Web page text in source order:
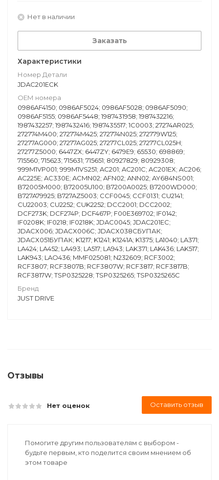
Нет в наличии
Заказать
Характеристики
Номер Детали
JDAC201ECK
ОЕМ номера
0986AF4150; 0986AF5024; 0986AF5028; 0986AF5090;
0986AF5155; 0986AF5448; 1987431958; 1987432216;
1987432257; 1987432416; 1987435517; 1C0003; 27274AR025;
272774M400; 272774M425; 272774N025; 272779W125;
27277AG000; 27277AG025; 27277CL025; 27277CL025H;
27277Z5000; 6447ZX; 6447ZY; 6479E9; 65530; 698869;
715560; 715623; 715631; 715651; 80927829; 80929308;
999M1VP001; 999M1VS251; AC201; AC201C; AC201EX; AC206;
AC225E; AC330E; ACMN02; AFN02; ANN02; AY684NS001;
B72005M000; B72005U100; B7200A0025; B7200WD000;
B727A79925; B727AZ5003; CCF0045; CCF0131; CU2141;
CU22003; CU2252; CUK2252; DCC2001; DCC2002;
DCF273K; DCF274P; DCF467P; F00E369702; IF0142;
IF0208K; IF0218; IF0218K; JDAC0045; JDAC201EC;
JDACX006; JDACX006C; JDACX038CБУПАК;
JDACX051БУПАК; K1217; K1241; K1241A; K1375; LA1040; LA371;
LA424; LA452; LA493; LA517; LA943; LAK371; LAK436; LAK517;
LAK943; LAO436; MMF025081; N232609; RCF3002;
RCF3807; RCF3807B; RCF3807W; RCF3817; RCF3817B;
RCF3817W; TSP0325228; TSP0325265; TSP0325265C
Бренд
JUST DRIVE
Отзывы
Нет оценок Оставить отзыв
Помогите другим пользователям с выбором -
будьте первым, кто поделится своим мнением об
этом товаре